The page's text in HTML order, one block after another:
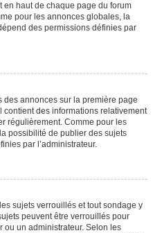
haut de chaque page du forum
pour les annonces globales, la
des permissions définies par
annonces sur la première page
des informations relativement
régulièrement. Comme pour les
possibilité de publier des sujets
par l’administrateur.
sujets verrouillés et tout sondage y
peuvent être verrouillés pour
ou un administrateur. Selon les